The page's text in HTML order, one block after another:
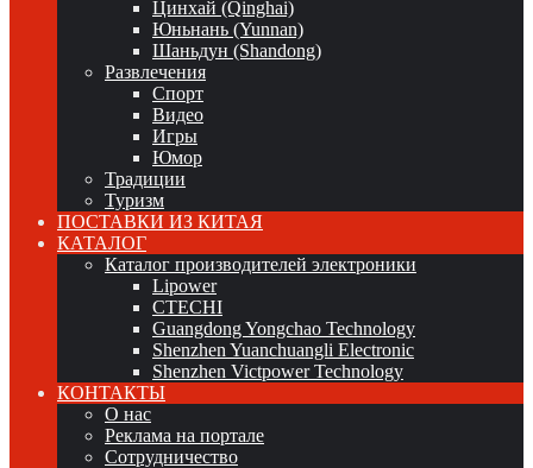
Цинхай (Qinghai)
Юньнань (Yunnan)
Шаньдун (Shandong)
Развлечения
Спорт
Видео
Игры
Юмор
Традиции
Туризм
ПОСТАВКИ ИЗ КИТАЯ
КАТАЛОГ
Каталог производителей электроники
Lipower
CTECHI
Guangdong Yongchao Technology
Shenzhen Yuanchuangli Electronic
Shenzhen Victpower Technology
КОНТАКТЫ
О нас
Реклама на портале
Сотрудничество